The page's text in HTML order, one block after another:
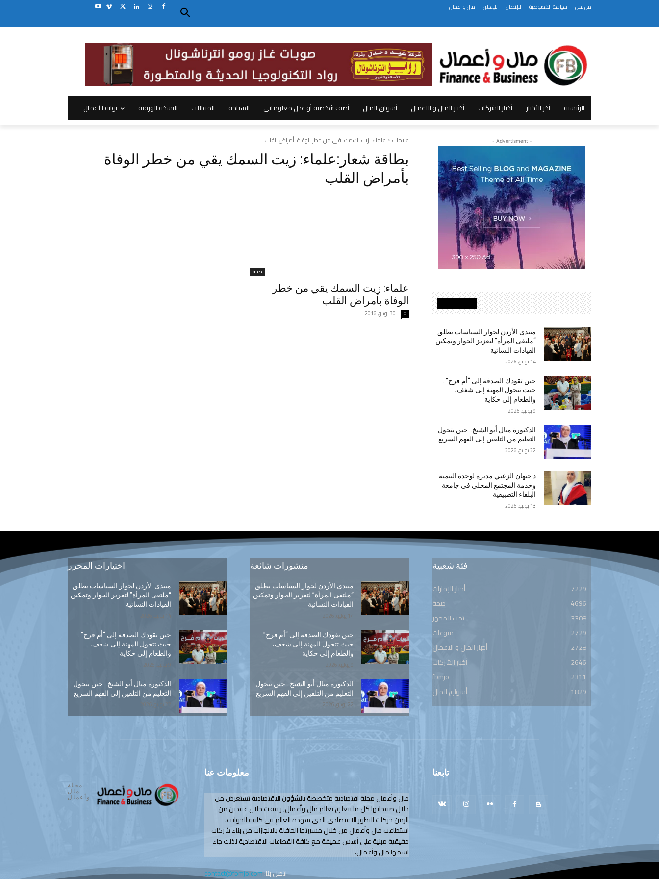
مال و اعمال للإعلان للإتصال سياسة الخصوصية من نحن
الرئيسية آخر الأخبار أخبار الشركات أخبار المال و الاعمال أسواق المال أضف شخصية أو عدل معلوماتي السياحة المقالات النسخة الورقية بوابة الأعمال
علامات علماء: زيت السمك يقي من خطر الوفاة بأمراض القلب
بطاقة شعار:علماء: زيت السمك يقي من خطر الوفاة
بأمراض القلب
صحة
علماء: زيت السمك يقي من خطر
الوفاة بأمراض القلب
30 يونيو, 2016 0
- Advertisment -
منتدى الأردن لحوار السياسات يطلق
“ملتقى المرأة” لتعزيز الحوار وتمكين
القيادات النسائية
14 يوليو, 2026
حين تقودك الصدفة إلى “أم فرح”..
حيث تتحول المهنة إلى شغف،
والطعام إلى حكاية
9 يوليو, 2026
الدكتورة منال أبو الشيخ.. حين يتحول
التعليم من التلقين إلى الفهم السريع
22 يونيو, 2026
د.جيهان الزعبي مديرة لوحدة التنمية
وخدمة المجتمع المحلي في جامعة
البلقاء التطبيقية
13 يونيو, 2026
اختيارات المحرر
منتدى الأردن لحوار السياسات يطلق
“ملتقى المرأة” لتعزيز الحوار وتمكين
القيادات النسائية
14 يوليو, 2026
حين تقودك الصدفة إلى “أم فرح”..
حيث تتحول المهنة إلى شغف،
والطعام إلى حكاية
الدكتورة منال أبو الشيخ.. حين يتحول
التعليم من التلقين إلى الفهم السريع
22 يونيو, 2026
منشورات شائعة
منتدى الأردن لحوار السياسات يطلق
“ملتقى المرأة” لتعزيز الحوار وتمكين
القيادات النسائية
14 يوليو, 2026
حين تقودك الصدفة إلى “أم فرح”..
حيث تتحول المهنة إلى شغف،
والطعام إلى حكاية
9 يوليو, 2026
الدكتورة منال أبو الشيخ.. حين يتحول
التعليم من التلقين إلى الفهم السريع
22 يونيو, 2026
فئة شعبية
أخبار الإمارات
7229
صحة
4696
تحت المجهر
3308
منوعات
2729
أخبار المال و الاعمال
2728
أخبار الشركات
2646
fbmjo
2311
أسواق المال
1829
مجلة
مال
وأعمال
معلومات عنا
مال وأعمال مجلة اقتصادية متخصصة بالشؤون الاقتصادية تستعرض من
خلال صفحاتها كل ما يتعلق بعالم مال وأعمال, رافقت خلال عقدين من
الزمن حركات التطور الاقتصادي الذي شهده العالم في كافة الجوانب.
استطاعت مال وأعمال من خلال مسيرتها الحافلة بالانجازات من بناء شركات
حقيقية مبنية على أسس عميقة مع كافة القطاعات الاقتصادية لذلك جاء
اسمها مال وأعمال.
اتصل بنا:contact@fbmjo.com
تابعنا